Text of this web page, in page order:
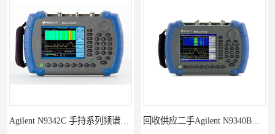
Agilent N9342C 手持系列频谱分析仪 回收供应二手Agilent N9340B手持式系列频谱分析仪